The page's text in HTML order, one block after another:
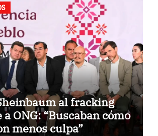
al fracking
ONG: “Buscaban cómo
menos culpa”